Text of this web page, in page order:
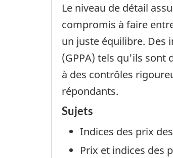
Le niveau de détail
compromis à faire
un juste équilibre. Des
(GPPA) tels qu'ils sont
à des contrôles
répondants.
Sujets
Indices des prix
Prix et indices des